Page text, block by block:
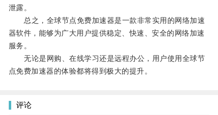
泄露。
总之，全球节点免费加速器是一款非常实用的网络加速
器软件，能够为广大用户提供稳定、快速、安全的网络加速
服务。
无论是网购、在线学习还是远程办公，用户使用全球节
点免费加速器的体验都将得到极大的提升。
评论